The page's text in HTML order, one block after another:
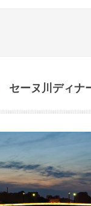
セーヌ川ディナ